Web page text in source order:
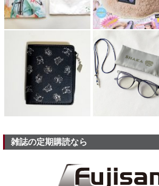
雑誌の定期購読なら